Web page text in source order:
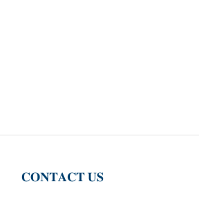
𝐂𝐎𝐍𝐓𝐀𝐂𝐓 𝐔𝐒